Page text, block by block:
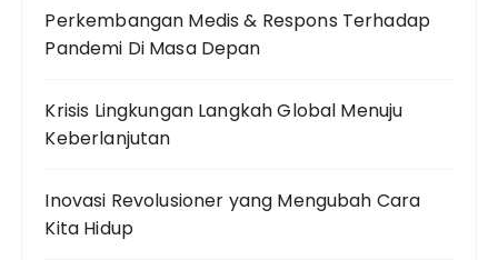
Perkembangan Medis & Respons Terhadap
Pandemi Di Masa Depan
Krisis Lingkungan Langkah Global Menuju
Keberlanjutan
Inovasi Revolusioner yang Mengubah Cara
Kita Hidup